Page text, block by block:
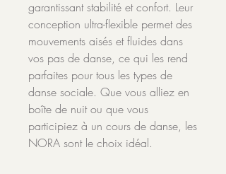
garantissant stabilité et confort. Leur
conception ultra-flexible permet des
mouvements aisés et fluides dans
vos pas de danse, ce qui les rend
parfaites pour tous les types de
danse sociale. Que vous alliez en
boîte de nuit ou que vous
participiez à un cours de danse, les
NORA sont le choix idéal.